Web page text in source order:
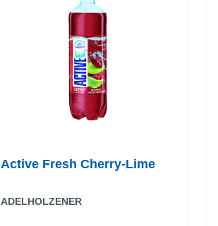
Active Fresh Cherry-Lime
ADELHOLZENER